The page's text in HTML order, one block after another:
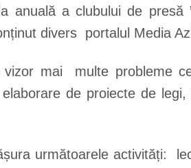
a clubului de presă
divers portalul Media
mai multe probleme
de proiecte de
următoarele activități: